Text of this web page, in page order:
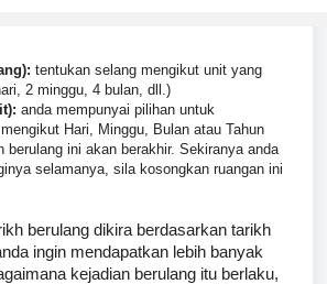
tentukan selang mengikut unit yang
2 minggu, 4 bulan, dll.)
anda mempunyai pilihan untuk
Hari, Minggu, Bulan atau Tahun
berulang ini akan berakhir. Sekiranya anda
selamanya, sila kosongkan ruangan ini
berulang dikira berdasarkan tarikh
ingin mendapatkan lebih banyak
kejadian berulang itu berlaku,